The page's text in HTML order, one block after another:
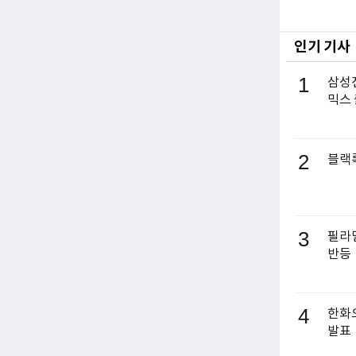
인기 기사
1
삼성
믹스
2 블랙
3
필라
반등
4
한화
발표